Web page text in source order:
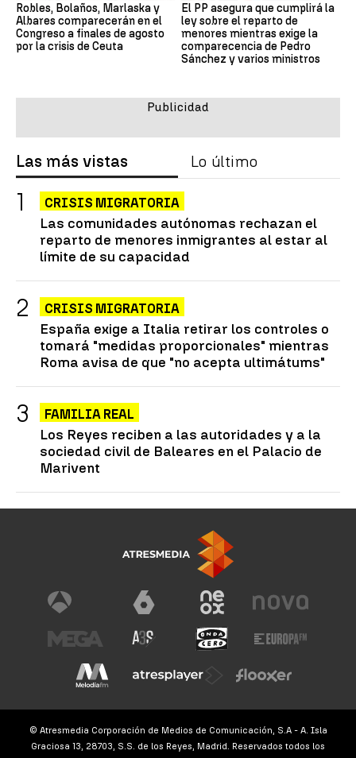
Robles, Bolaños, Marlaska y
Albares comparecerán en el
Congreso a finales de agosto
por la crisis de Ceuta
El PP asegura que cumplirá la
ley sobre el reparto de
menores mientras exige la
comparecencia de Pedro
Sánchez y varios ministros
Las más vistas Lo último
CRISIS MIGRATORIA
Las comunidades autónomas rechazan el
reparto de menores inmigrantes al estar al
límite de su capacidad
CRISIS MIGRATORIA
España exige a Italia retirar los controles o
tomará "medidas proporcionales" mientras
Roma avisa de que "no acepta ultimátums"
FAMILIA REAL
Los Reyes reciben a las autoridades y a la
sociedad civil de Baleares en el Palacio de
Marivent
© Atresmedia Corporación de Medios de Comunicación, S.A - A. Isla
Graciosa 13, 28703, S.S. de los Reyes, Madrid. Reservados todos los